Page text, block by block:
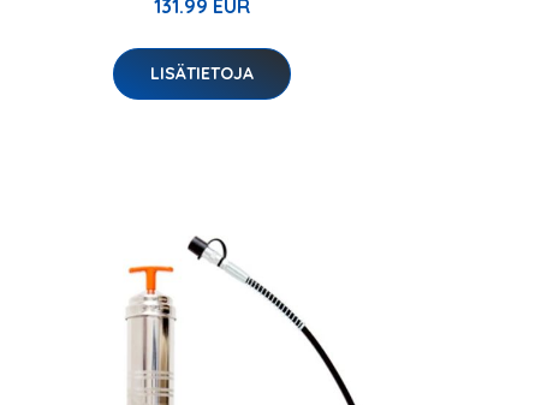
131.99 EUR
LISÄTIETOJA